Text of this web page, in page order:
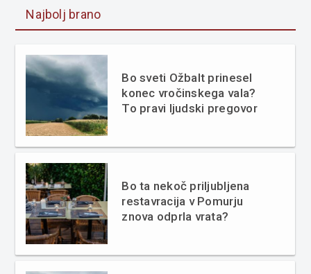
Najbolj brano
Bo sveti Ožbalt prinesel
konec vročinskega vala?
To pravi ljudski pregovor
Bo ta nekoč priljubljena
restavracija v Pomurju
znova odprla vrata?